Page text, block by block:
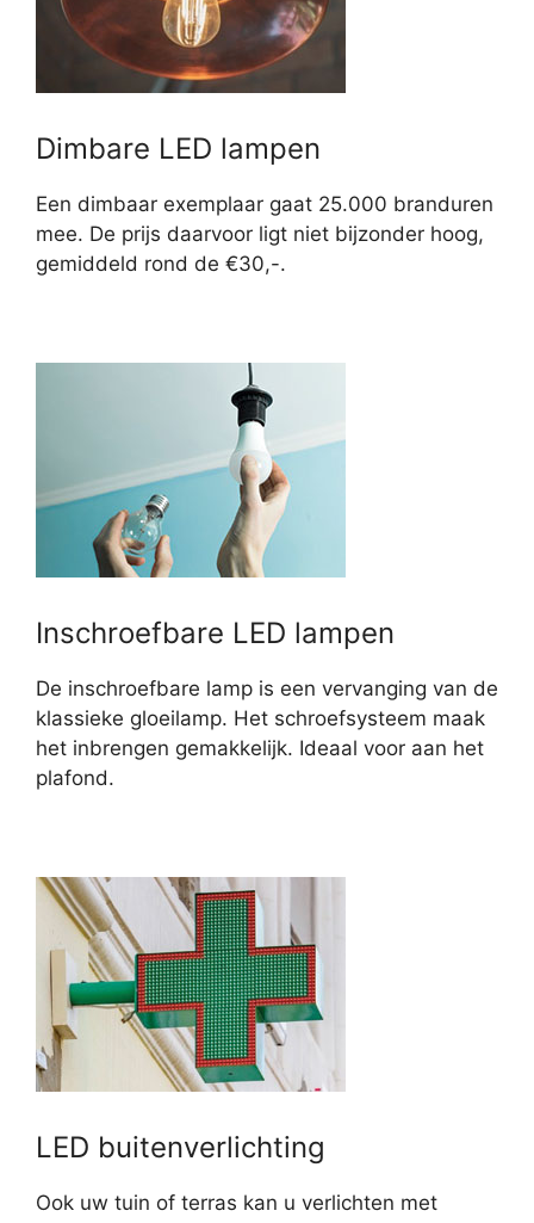
Dimbare LED lampen
Een dimbaar exemplaar gaat 25.000 branduren
mee. De prijs daarvoor ligt niet bijzonder hoog,
gemiddeld rond de €30,-.
Inschroefbare LED lampen
De inschroefbare lamp is een vervanging van de
klassieke gloeilamp. Het schroefsysteem maak
het inbrengen gemakkelijk. Ideaal voor aan het
plafond.
LED buitenverlichting
Ook uw tuin of terras kan u verlichten met